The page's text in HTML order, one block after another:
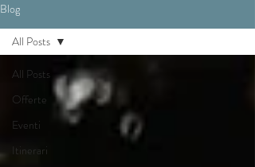
Blog
All Posts
Offerte
Eventi
Itinerari
All Posts